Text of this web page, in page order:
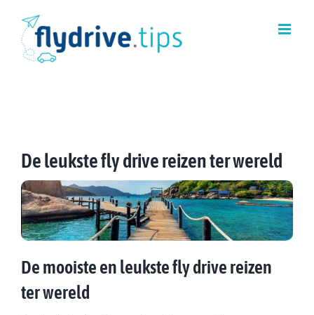
naar
inhoud
De leukste fly drive reizen ter wereld
De mooiste en leukste fly drive reizen
ter wereld